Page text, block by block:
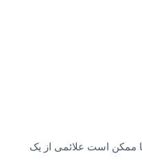
ممکن است علائمی از یک